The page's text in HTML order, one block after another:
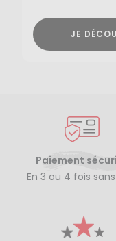
JE
Paiement
En 3 ou 4 fois